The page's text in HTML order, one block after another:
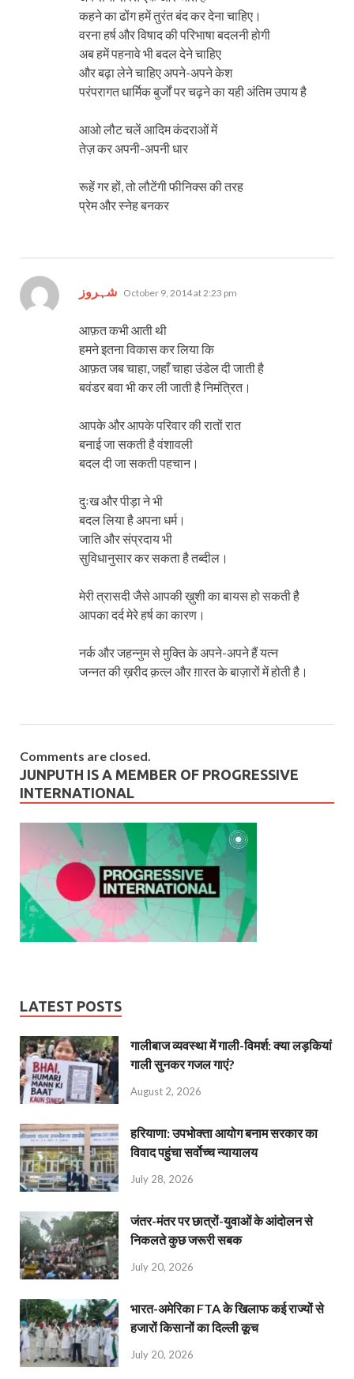
कहने का ढोंग हमें तुरंत बंद कर देना चाहिए।
वरना हर्ष और विषाद की परिभाषा बदलनी होगी
अब हमें पहनावे भी बदल देने चाहिए
और बढ़ा लेने चाहिए अपने-अपने केश
परंपरागत धार्मिक बुर्जों पर चढ़ने का यही अंतिम उपाय है
आओ लौट चलें आदिम कंदराओं में
तेज़ कर अपनी-अपनी धार
रूहें गर हों, तो लौटेंगी फीनिक्स की तरह
प्रेम और स्नेह बनकर
شہروز says:
October 9, 2014 at 2:23 pm
आफ़त कभी आती थी
हमने इतना विकास कर लिया कि
आफ़त जब चाहा, जहाँ चाहा उंडेल दी जाती है
बवंडर बवा भी कर ली जाती है निमंत्रित।
आपके और आपके परिवार की रातों रात
बनाई जा सकती है वंशावली
बदल दी जा सकती पहचान।
दुःख और पीड़ा ने भी
बदल लिया है अपना धर्म।
जाति और संप्रदाय भी
सुविधानुसार कर सकता है तब्दील।
मेरी त्रासदी जैसे आपकी ख़ुशी का बायस हो सकती है
आपका दर्द मेरे हर्ष का कारण।
नर्क और जहन्नुम से मुक्ति के अपने-अपने हैं यत्न
जन्नत की ख़रीद क़त्ल और ग़ारत के बाज़ारों में होती है।
Comments are closed.
JUNPUTH IS A MEMBER OF PROGRESSIVE
INTERNATIONAL
LATEST POSTS
गालीबाज व्‍यवस्‍था में गाली-विमर्श: क्या लड़कियां
गाली सुनकर गजल गाएं?
August 2, 2026
हरियाणा: उपभोक्ता आयोग बनाम सरकार का
विवाद पहुंचा सर्वोच्च न्यायालय
July 28, 2026
जंतर-मंतर पर छात्रों-युवाओं के आंदोलन से
निकलते कुछ जरूरी सबक
July 20, 2026
भारत-अमेरिका FTA के खिलाफ कई राज्यों से
हजारों किसानों का दिल्ली कूच
July 20, 2026